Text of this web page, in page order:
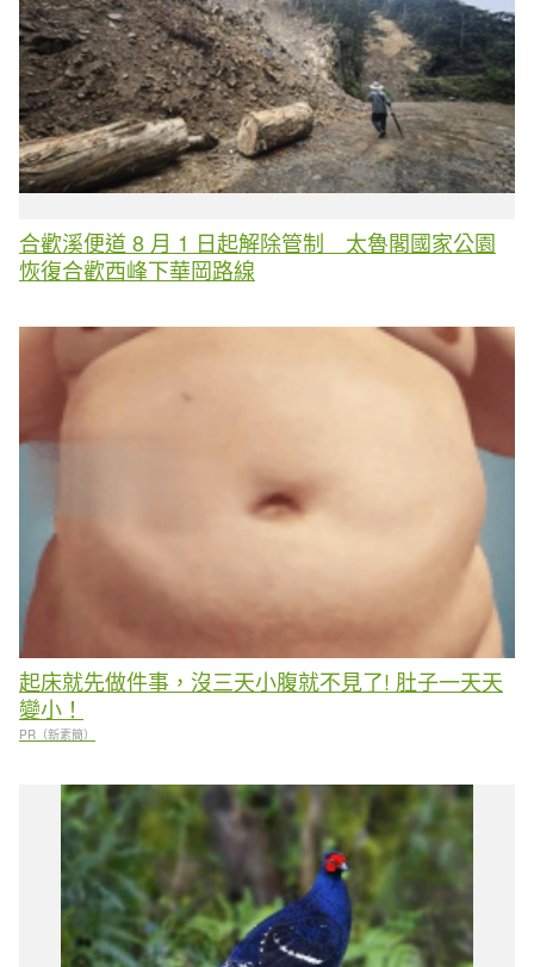
合歡溪便道 8 月 1 日起解除管制 太魯閣國家公園
恢復合歡西峰下華岡路線
起床就先做件事，沒三天小腹就不見了! 肚子一天天
變小！
PR（新素簡）